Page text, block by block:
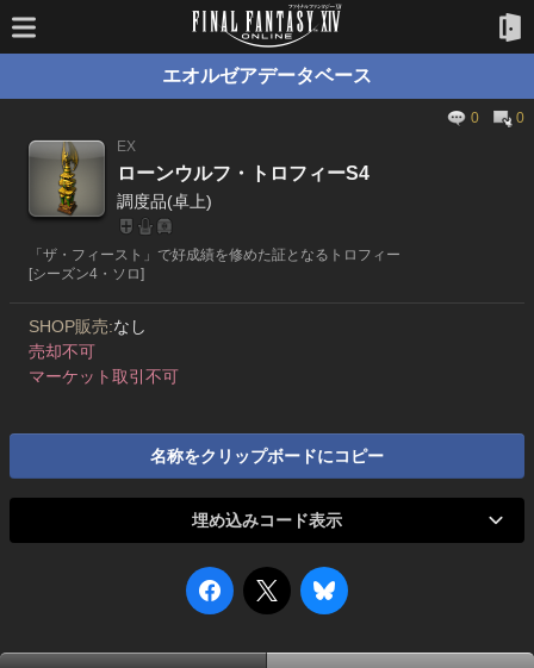
エオルゼアデータベース
0
0
EX
ローンウルフ・トロフィーS4
調度品(卓上)
「ザ・フィースト」で好成績を修めた証となるトロフィー
[シーズン4・ソロ]
SHOP販売:なし
売却不可
マーケット取引不可
名称をクリップボードにコピー
埋め込みコード表示